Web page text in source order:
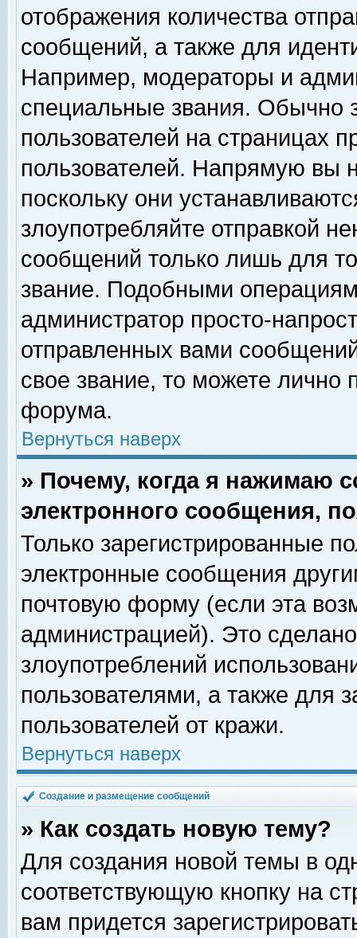
отображения количества
сообщений, а также для
Например, модераторы и
специальные звания. Обычно
пользователей на страницах
пользователей. Напрямую вы
поскольку они
злоупотребляйте отправкой
сообщений только лишь для
звание. Подобными
администратор просто-
отправленных вами
свое звание, то можете лично
форума.
Вернуться наверх
» Почему, когда я нажимаю
электронного сообщения,
Только зарегистрированные
электронные сообщения
почтовую форму (если эта
администрацией). Это
злоупотреблений
пользователями, а также для
пользователей от кражи.
Вернуться наверх
Создание и размещение сообщений
» Как создать новую тему?
Для создания новой темы в
соответствующую кнопку на
вам придется